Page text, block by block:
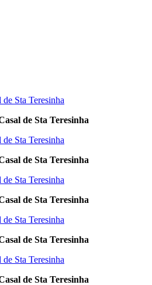
de Sta Teresinha
de Sta Teresinha
de Sta Teresinha
de Sta Teresinha
de Sta Teresinha